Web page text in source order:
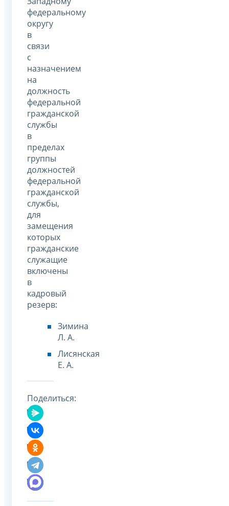
федеральному
округу
в
связи
с
назначением
на
должность
федеральной
гражданской
службы
в
пределах
группы
должностей
федеральной
гражданской
службы,
для
замещения
которых
гражданские
служащие
включены
в
кадровый
резерв:
Зимина
Л. А.
Лисянская
Е. А.
Поделиться: